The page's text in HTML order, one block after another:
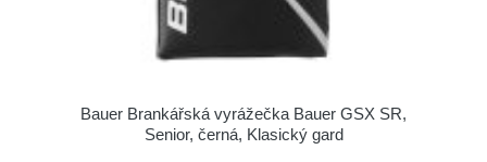
Bauer Brankářská vyrážečka Bauer GSX SR,
Senior, černá, Klasický gard